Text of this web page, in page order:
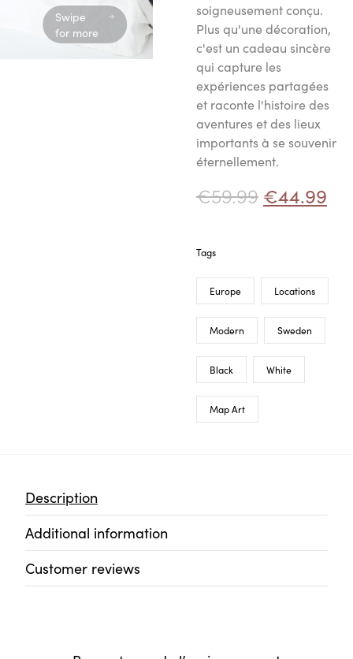
Swipe
for more
soigneusement conçu.
Plus qu'une décoration,
c'est un cadeau sincère
qui capture les
expériences partagées
et raconte l'histoire des
aventures et des lieux
importants à se souvenir
éternellement.
€59.99 €44.99
Tags
Europe Locations
Modern Sweden
Black White
Map Art
Description
Additional information
Customer reviews